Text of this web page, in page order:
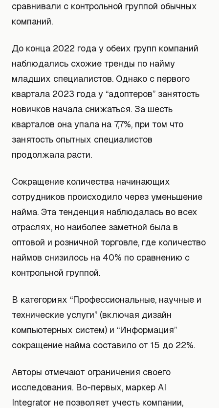
сравнивали с контрольной группой обычных
компаний.
До конца 2022 года у обеих групп компаний
наблюдались схожие тренды по найму
младших специалистов. Однако с первого
квартала 2023 года у “адоптеров” занятость
новичков начала снижаться. За шесть
кварталов она упала на 7,7%, при том что
занятость опытных специалистов
продолжала расти.
Сокращение количества начинающих
сотрудников происходило через уменьшение
найма. Эта тенденция наблюдалась во всех
отраслях, но наиболее заметной была в
оптовой и розничной торговле, где количество
наймов снизилось на 40% по сравнению с
контрольной группой.
В категориях “Профессиональные, научные и
технические услуги” (включая дизайн
компьютерных систем) и “Информация”
сокращение найма составило от 15 до 22%.
Авторы отмечают ограничения своего
исследования. Во-первых, маркер AI
Integrator не позволяет учесть компании,